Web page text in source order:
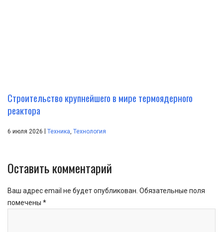
Строительство крупнейшего в мире термоядерного
реактора
6 июля 2026 | Техника Технология
Оставить комментарий
Ваш адрес email не будет опубликован. Обязательные поля
помечены *